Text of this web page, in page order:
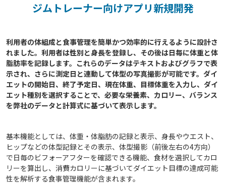
ジムトレーナー向けアプリ新規開発
利用者の体組成と食事管理を簡単かつ効率的に行えるように設計さ
れました。利用者は性別と身長を登録し、その後は日毎に体重と体
脂肪率を記録します。これらのデータはテキストおよびグラフで表
示され、さらに測定日と連動して体型の写真撮影が可能です。ダイ
エットの開始日、終了予定日、現在体重、目標体重を入力し、ダイ
エット種別を選択することで、必要な栄養素、カロリー、バランス
基本機能としては、体重・体脂肪の記録と表示、身長やウエスト、
ヒップなどの体型記録とその表示、体型撮影（前後左右の4方向）
で日毎のビフォーアフターを確認できる機能、食材を選択してカロ
リーを算出し、消費カロリーに基づいてダイエット目標の達成可能
性を解析する食事管理機能が含まれます。